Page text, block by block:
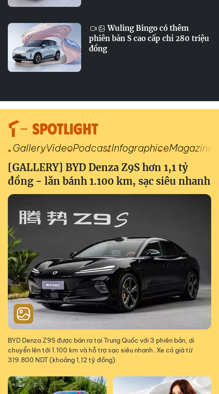
Wuling Bingo có thêm
phiên bản S cao cấp chỉ 280 triệu
đồng
SPOTLIGHT
GalleryVideoPodcastInfographiceMagazine
[GALLERY] BYD Denza Z9S hơn 1,1 tỷ
đồng - lăn bánh 1.100 km, sạc siêu nhanh
BYD Denza Z9S được bán ra tại Trung Quốc với 3 phiên bản, di
chuyển lên tới 1.100 km và hỗ trợ sạc siêu nhanh. Xe có giá từ
319.800 NDT (khoảng 1,12 tỷ đồng).